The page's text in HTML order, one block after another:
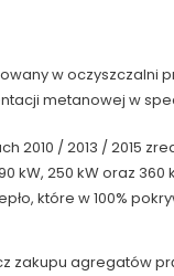
w oczyszczalni
metanowej w
2010 / 2013 / 2015
kW, 250 kW oraz
które w 100%
zakupu agregatów